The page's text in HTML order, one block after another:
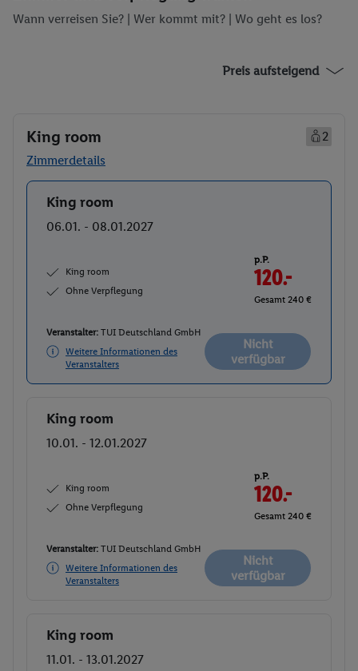
Wann verreisen Sie? | Wer kommt mit? | Wo geht es los?
Preis aufsteigend
King room
2
Zimmerdetails
Buchen
King room
06.01. - 08.01.2027
King room
Ohne Verpflegung
p.P.
120.-
Gesamt 240 €
Veranstalter: TUI Deutschland GmbH
Weitere Informationen des
Veranstalters
Nicht
verfügbar
Buchen
King room
10.01. - 12.01.2027
King room
Ohne Verpflegung
p.P.
120.-
Gesamt 240 €
Veranstalter: TUI Deutschland GmbH
Weitere Informationen des
Veranstalters
Nicht
verfügbar
Buchen
King room
11.01. - 13.01.2027